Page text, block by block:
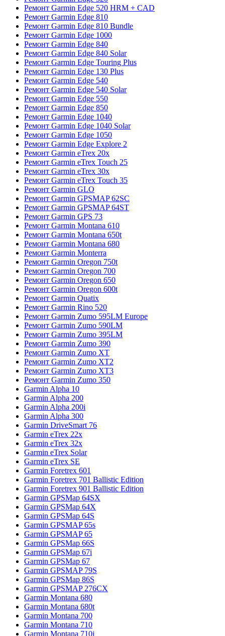
Ремонт Garmin Edge 520 HRM + CAD
Ремонт Garmin Edge 810
Ремонт Garmin Edge 810 Bundle
Ремонт Garmin Edge 1000
Ремонт Garmin Edge 840
Ремонт Garmin Edge 840 Solar
Ремонт Garmin Edge Touring Plus
Ремонт Garmin Edge 130 Plus
Ремонт Garmin Edge 540
Ремонт Garmin Edge 540 Solar
Ремонт Garmin Edge 550
Ремонт Garmin Edge 850
Ремонт Garmin Edge 1040
Ремонт Garmin Edge 1040 Solar
Ремонт Garmin Edge 1050
Ремонт Garmin Edge Explore 2
Ремонт Garmin eTrex 20x
Ремонт Garmin eTrex Touch 25
Ремонт Garmin eTrex 30x
Ремонт Garmin eTrex Touch 35
Ремонт Garmin GLO
Ремонт Garmin GPSMAP 62SC
Ремонт Garmin GPSMAP 64ST
Ремонт Garmin GPS 73
Ремонт Garmin Montana 610
Ремонт Garmin Montana 650t
Ремонт Garmin Montana 680
Ремонт Garmin Monterra
Ремонт Garmin Oregon 750t
Ремонт Garmin Oregon 700
Ремонт Garmin Oregon 650
Ремонт Garmin Oregon 600t
Ремонт Garmin Quatix
Ремонт Garmin Rino 520
Ремонт Garmin Zumo 595LM Europe
Ремонт Garmin Zumo 590LM
Ремонт Garmin Zumo 395LM
Ремонт Garmin Zumo 390
Ремонт Garmin Zumo XT
Ремонт Garmin Zumo XT2
Ремонт Garmin Zumo XT3
Ремонт Garmin Zumo 350
Garmin Alpha 10
Garmin Alpha 200
Garmin Alpha 200i
Garmin Alpha 300
Garmin DriveSmart 76
Garmin eTrex 22x
Garmin eTrex 32x
Garmin eTrex Solar
Garmin eTrex SE
Garmin Foretrex 601
Garmin Foretrex 701 Ballistic Edition
Garmin Foretrex 901 Ballistic Edition
Garmin GPSMap 64SX
Garmin GPSMap 64X
Garmin GPSMap 64S
Garmin GPSMAP 65s
Garmin GPSMAP 65
Garmin GPSMap 66S
Garmin GPSMap 67i
Garmin GPSMap 67
Garmin GPSMAP 79S
Garmin GPSMap 86S
Garmin GPSMAP 276CX
Garmin Montana 680
Garmin Montana 680t
Garmin Montana 700
Garmin Montana 710
Garmin Montana 710i